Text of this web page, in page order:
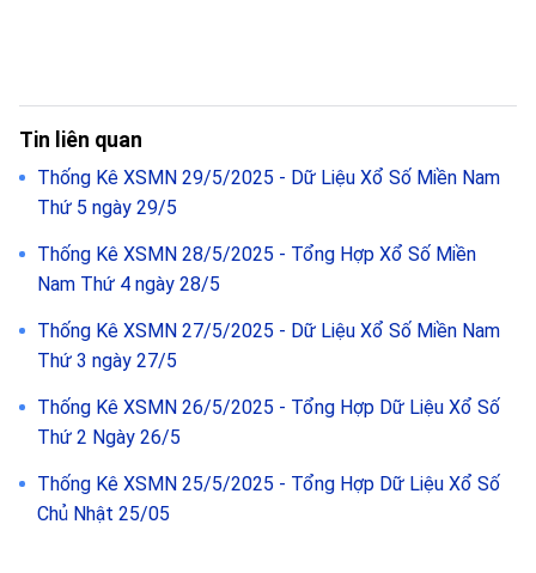
Tin liên quan
Thống Kê XSMN 29/5/2025 - Dữ Liệu Xổ Số Miền Nam
Thứ 5 ngày 29/5
Thống Kê XSMN 28/5/2025 - Tổng Hợp Xổ Số Miền
Nam Thứ 4 ngày 28/5
Thống Kê XSMN 27/5/2025 - Dữ Liệu Xổ Số Miền Nam
Thứ 3 ngày 27/5
Thống Kê XSMN 26/5/2025 - Tổng Hợp Dữ Liệu Xổ Số
Thứ 2 Ngày 26/5
Thống Kê XSMN 25/5/2025 - Tổng Hợp Dữ Liệu Xổ Số
Chủ Nhật 25/05